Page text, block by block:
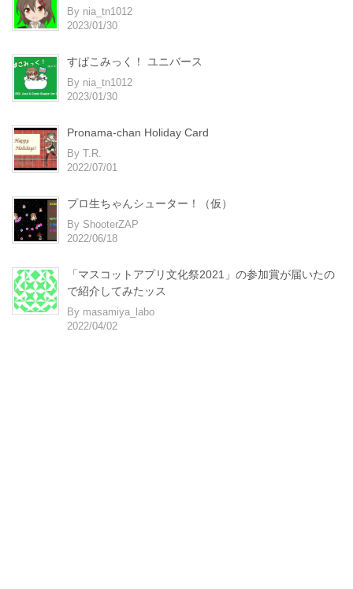
By nia_tn1012
2023/01/30
すぱこみっく！ ユニバース
By nia_tn1012
2023/01/30
Pronama-chan Holiday Card
By T.R.
2022/07/01
プロ生ちゃんシューター！（仮）
By ShooterZAP
2022/06/18
「マスコットアプリ文化祭2021」の参加賞が届いたの
で紹介してみたッス
By masamiya_labo
2022/04/02